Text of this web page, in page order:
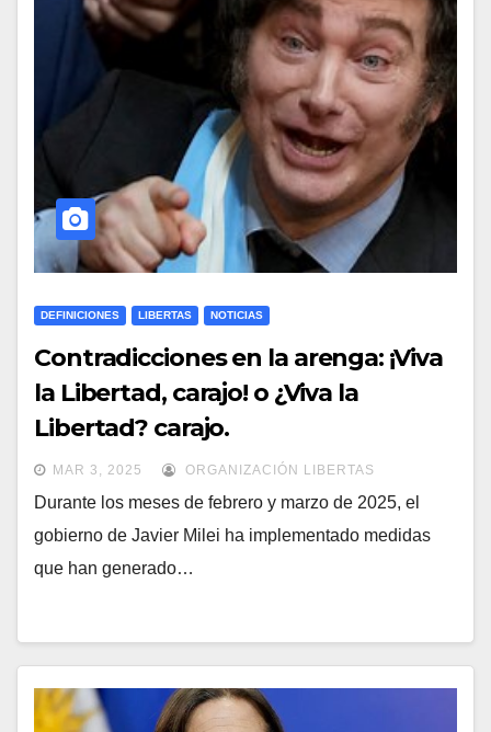
DEFINICIONES LIBERTAS NOTICIAS
Contradicciones en la arenga: ¡Viva
la Libertad, carajo! o ¿Viva la
Libertad? carajo.
MAR 3, 2025 ORGANIZACIÓN LIBERTAS
Durante los meses de febrero y marzo de 2025, el
gobierno de Javier Milei ha implementado medidas
que han generado…